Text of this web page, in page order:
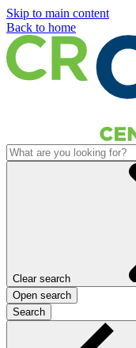
Skip to main content
Back to home
Clear search
Open search
Search